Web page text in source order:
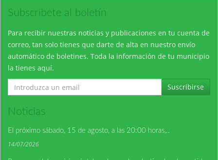
Subscríbete al boletín
Para recibir nuestras noticias y publicaciones en tu cuenta de
correo, tan solo tienes que darte de alta en nuestro envío
automático de boletines. Toda la información de tu municipio
la tienes aquí.
Suscribirse
Noticias
El próximo sábado, 15 de agosto, a las 20:00 horas,..
14/07/2026